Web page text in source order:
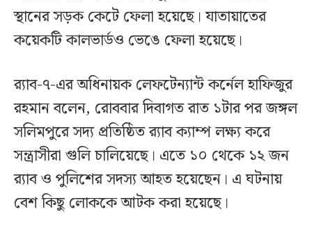
স্থানের সড়ক কেটে ফেলা হয়েছে। যাতায়াতের
কয়েকটি কালভার্ডও ভেঙে ফেলা হয়েছে।
র‍্যাব-৭-এর অধিনায়ক লেফটেন্যান্ট কর্নেল হাফিজুর
রহমান বলেন, রোববার দিবাগত রাত ১টার পর জঙ্গল
সলিমপুরে সদ্য প্রতিষ্ঠিত র‍্যাব ক্যাম্প লক্ষ্য করে
সন্ত্রাসীরা গুলি চালিয়েছে। এতে ১০ থেকে ১২ জন
র‍্যাব ও পুলিশের সদস্য আহত হয়েছেন। এ ঘটনায়
বেশ কিছু লোককে আটক করা হয়েছে।